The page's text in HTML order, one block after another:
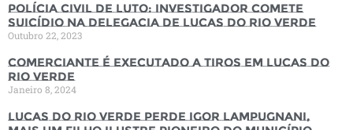
Polícia Civil de luto: Investigador comete
suicídio na Delegacia de Lucas do Rio Verde
Outubro 22, 2023
Comerciante é executado a tiros em Lucas do
Rio Verde
Janeiro 8, 2024
Lucas do Rio Verde perde Igor Lampugnani,